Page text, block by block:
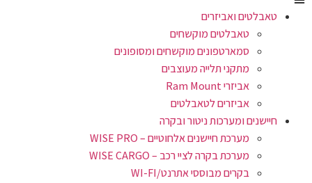
טאבלטים ואביזרים
טאבלטים מוקשחים
סמארטפונים מוקשחים ומסופונים
מתקני תלייה מעוצבים
אביזרי Ram Mount
אביזרים לטאבלטים
חיישנים ומערכות ניטור ובקרה
מערכת חיישנים אלחוטיים – WISE PRO
מערכת בקרה לציי רכב – WISE CARGO
בקרים מבוססי אתרנט/WI-FI